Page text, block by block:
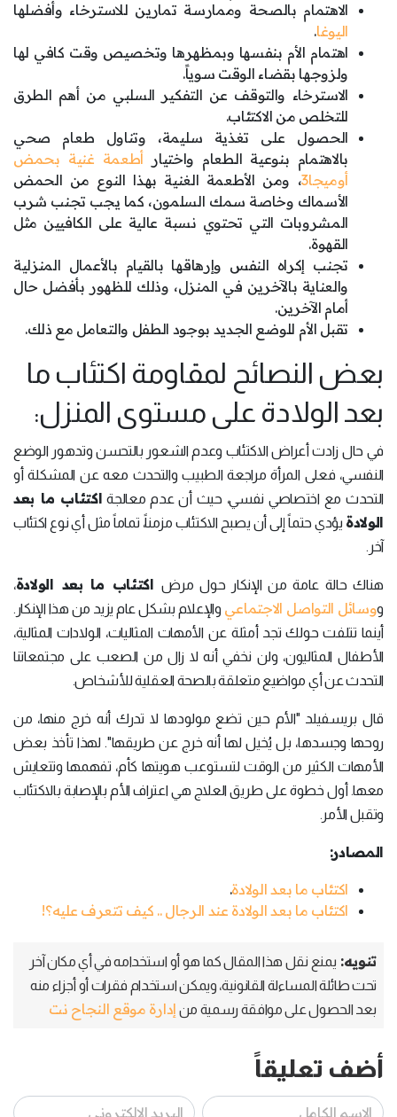
الاهتمام بالصحة وممارسة تمارين للاسترخاء وأفضلها
اليوغا.
اهتمام الأم بنفسها وبمظهرها وتخصيص وقت كافي لها
ولزوجها بقضاء الوقت سوياً.
الاسترخاء والتوقف عن التفكير السلبي من أهم الطرق
للتخلص من الاكتئاب.
الحصول على تغذية سليمة، وتناول طعام صحي
بالاهتمام بنوعية الطعام واختيار أطعمة غنية بحمض
أوميجا3 ، ومن الأطعمة الغنية بهذا النوع من الحمض
الأسماك وخاصة سمك السلمون، كما يجب تجنب شرب
المشروبات التي تحتوي نسبة عالية على الكافيين مثل
القهوة.
تجنب إكراه النفس وإرهاقها بالقيام بالأعمال المنزلية
والعناية بالآخرين في المنزل، وذلك للظهور بأفضل حال
أمام الآخرين.
تقبل الأم للوضع الجديد بوجود الطفل والتعامل مع ذلك.
بعض النصائح لمقاومة اكتئاب ما
بعد الولادة على مستوى المنزل:
في حال زادت أعراض الاكتئاب وعدم الشعور بالتحسن وتدهور الوضع
النفسي، فعلى المرأة مراجعة الطبيب والتحدث معه عن المشكلة أو
التحدث مع اختصاصي نفسي، حيث أن عدم معالجة اكتئاب ما بعد
الولادة يؤدي حتماً إلى أن يصبح الاكتئاب مزمناً، تماماً مثل أي نوع اكتئاب
آخر.
هناك حالة عامة من الإنكار حول مرضاكتئاب ما بعد الولادة،
ووسائل التواصل الاجتماعي والإعلام بشكل عام يزيد من هذا الإنكار.
أينما تتلفت حولك تجد أمثلة عن الأمهات المثاليات، الولادات المثالية،
الأطفال المثاليون، ولن نخفي أنه لا زال من الصعب على مجتمعاتنا
التحدث عن أي مواضيع متعلقة بالصحة العقلية للأشخاص.
قال بريسفيلد "الأم حين تضع مولودها لا تدرك أنه خرج منها، من
روحها وجسدها، بل يُخيل لها أنه خرج عن طريقها". لهذا تأخذ بعض
الأمهات الكثير من الوقت لتستوعب هويتها كأم، تفهمها وتتعايش
معها. أول خطوة على طريق العلاج هي اعتراف الأم بالإصابة بالاكتئاب
وتقبل الأمر.
المصادر:
اكتئاب ما بعد الولادة.
اكتئاب ما بعد الولادة عند الرجال .. كيف تتعرف عليه؟!
تنويه: يمنع نقل هذا المقال كما هو أو استخدامه في أي مكان آخر
تحت طائلة المساءلة القانونية، ويمكن استخدام فقرات أو أجزاء منه
بعد الحصول على موافقة رسمية من إدارة موقع النجاح نت
أضف تعليقاً